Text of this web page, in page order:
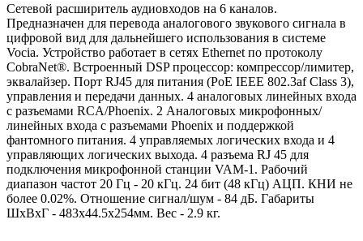
Сетевой расширитель аудиовходов на 6 каналов.
Предназначен для перевода аналогового звукового сигнала в
цифровой вид для дальнейшего использования в системе
Vocia. Устройство работает в сетях Ethernet по протоколу
CobraNet®. Встроенный DSP процессор: компрессор/лимитер,
эквалайзер. Порт RJ45 для питания (PoE IEEE 802.3af Class 3),
управления и передачи данных. 4 аналоговых линейных входа
с разъемами RCA/Phoenix. 2 Аналоговых микрофонных/
линейных входа с разъемами Phoenix и поддержкой
фантомного питания. 4 управляемых логических входа и 4
управляющих логических выхода. 4 разъема RJ 45 для
подключения микрофонной станции VAM-1. Рабочий
диапазон чаcтот 20 Гц - 20 кГц. 24 бит (48 кГц) АЦП. КНИ не
более 0.02%. Отношение сигнал/шум - 84 дБ. Габариты
ШхВхГ - 483х44.5х254мм. Вес - 2.9 кг.